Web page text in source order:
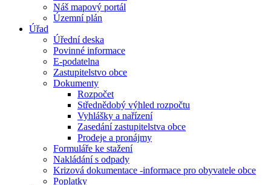
Náš mapový portál
Územní plán
Úřad
Úřední deska
Povinné informace
E-podatelna
Zastupitelstvo obce
Dokumenty
Rozpočet
Střednědobý výhled rozpočtu
Vyhlášky a nařízení
Zasedání zastupitelstva obce
Prodeje a pronájmy
Formuláře ke stažení
Nakládání s odpady
Krizová dokumentace -informace pro obyvatele obce
Poplatky